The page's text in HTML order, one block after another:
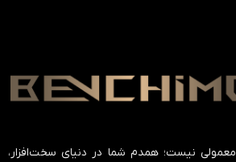
نیست؛ همدم شما در دنیای سخت‌افزار،